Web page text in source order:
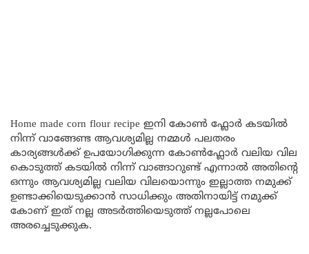
Home made corn flour recipe ഇനി കോൺ ഫ്ലോർ കടയിൽ
നിന്ന് വാങ്ങേണ്ട ആവശ്യമില്ല നമ്മൾ പലതരം
കാര്യങ്ങൾക്ക് ഉപയോഗിക്കുന്ന കോൺഫ്ലോർ വലിയ വില
കൊടുത്ത് കടയിൽ നിന്ന് വാങ്ങാറുണ്ട് എന്നാൽ അതിന്റെ
ഒന്നും ആവശ്യമില്ല വലിയ വിലയൊന്നും ഇല്ലാത്ത നമുക്ക്
ഉണ്ടാക്കിയെടുക്കാൻ സാധിക്കും അതിനായിട്ട് നമുക്ക്
കോണ് ഇത് നല്ല അടർത്തിയെടുത്ത് നല്ലപോലെ
അരച്ചെടുക്കുക.